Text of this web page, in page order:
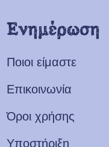
Ενημέρωση
Ποιοι είμαστε
Επικοινωνία
Όροι χρήσης
Υποστήριξη